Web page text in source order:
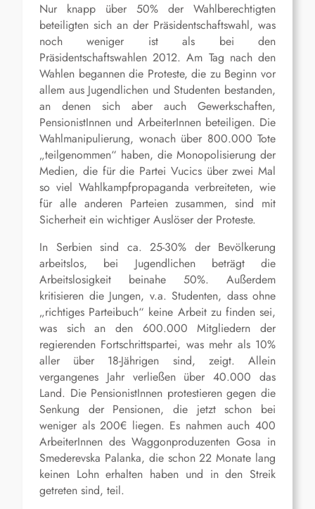
Nur knapp über 50% der Wahlberechtigten
beteiligten sich an der Präsidentschaftswahl, was
noch weniger ist als bei den
Präsidentschaftswahlen 2012. Am Tag nach den
Wahlen begannen die Proteste, die zu Beginn vor
allem aus Jugendlichen und Studenten bestanden,
an denen sich aber auch Gewerkschaften,
PensionistInnen und ArbeiterInnen beteiligen. Die
Wahlmanipulierung, wonach über 800.000 Tote
„teilgenommen“ haben, die Monopolisierung der
Medien, die für die Partei Vucics über zwei Mal
so viel Wahlkampfpropaganda verbreiteten, wie
für alle anderen Parteien zusammen, sind mit
Sicherheit ein wichtiger Auslöser der Proteste.
In Serbien sind ca. 25-30% der Bevölkerung
arbeitslos, bei Jugendlichen beträgt die
Arbeitslosigkeit beinahe 50%. Außerdem
kritisieren die Jungen, v.a. Studenten, dass ohne
„richtiges Parteibuch“ keine Arbeit zu finden sei,
was sich an den 600.000 Mitgliedern der
regierenden Fortschrittspartei, was mehr als 10%
aller über 18-Jährigen sind, zeigt. Allein
vergangenes Jahr verließen über 40.000 das
Land. Die PensionistInnen protestieren gegen die
Senkung der Pensionen, die jetzt schon bei
weniger als 200€ liegen. Es nahmen auch 400
ArbeiterInnen des Waggonproduzenten Gosa in
Smederevska Palanka, die schon 22 Monate lang
keinen Lohn erhalten haben und in den Streik
getreten sind, teil.